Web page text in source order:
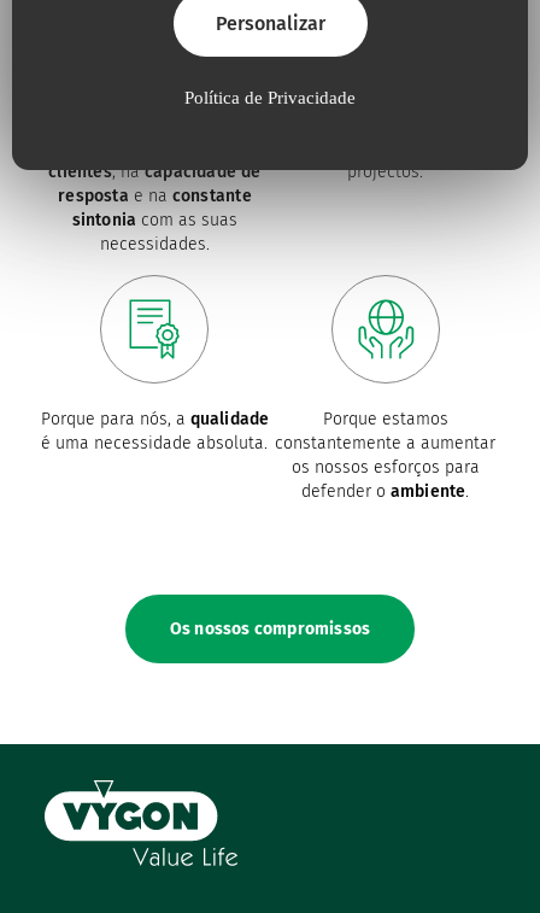
Personalizar
Política de Privacidade
clientes, nacapacidade de
resposta e na constante
sintonia com as suas
necessidades.
projectos.
Porque para nós, a qualidade
é uma necessidade absoluta.
Porque estamos
constantemente a aumentar
os nossos esforços para
defender o ambiente.
Os nossos compromissos